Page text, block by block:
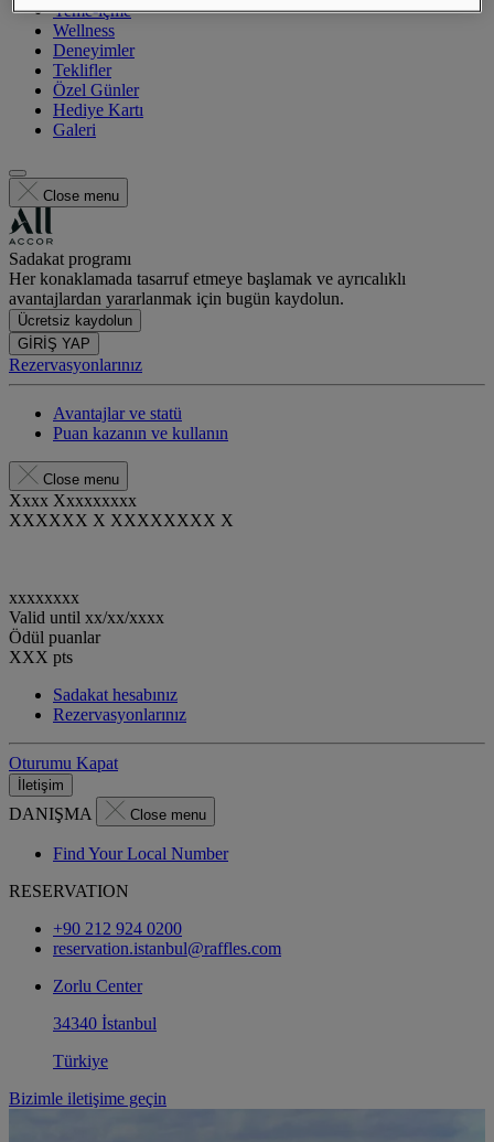
Yeme-içme
Wellness
Deneyimler
Teklifler
Özel Günler
Hediye Kartı
Galeri
Close menu
Sadakat programı
Her konaklamada tasarruf etmeye başlamak ve ayrıcalıklı
avantajlardan yararlanmak için bugün kaydolun.
Ücretsiz kaydolun
GİRİŞ YAP
Rezervasyonlarınız
Avantajlar ve statü
Puan kazanın ve kullanın
Close menu
Xxxx Xxxxxxxxx
XXXXXX X XXXXXXXX X
xxxxxxxx
Valid until xx/xx/xxxx
Ödül puanlar
XXX pts
Sadakat hesabınız
Rezervasyonlarınız
Oturumu Kapat
İletişim
DANIŞMA Close menu
Find Your Local Number
RESERVATION
+90 212 924 0200
reservation.istanbul@raffles.com
Zorlu Center
34340 İstanbul
Türkiye
Bizimle iletişime geçin